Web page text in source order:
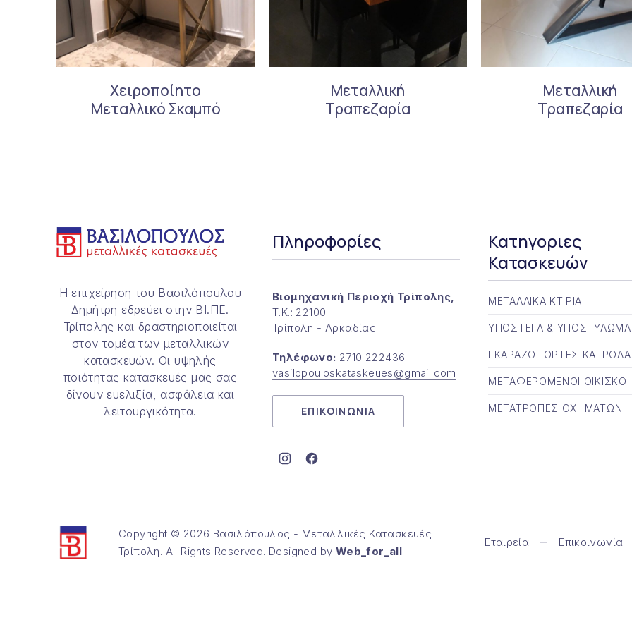
Χειροποίητο
Μεταλλικό Σκαμπό
Μεταλλική
Τραπεζαρία
Μεταλλική
Τραπεζαρία
Η επιχείρηση του Βασιλόπουλου
Δημήτρη εδρεύει στην ΒΙ.ΠΕ.
Τρίπολης και δραστηριοποιείται
στον τομέα των μεταλλικών
κατασκευών. Οι υψηλής
ποιότητας κατασκευές μας σας
δίνουν ευελιξία, ασφάλεια και
λειτουργικότητα.
Πληροφορίες
Βιομηχανική Περιοχή Τρίπολης,
Τ.Κ.: 22100
Τρίπολη - Αρκαδίας
Τηλέφωνο: 2710 222436
vasilopouloskataskeues@gmail.com
ΕΠΙΚΟΙΝΩΝΙΑ
Νέο παράθυρο
Νέο παράθυρο
Κατηγοριες
Κατασκευών
ΜΕΤΑΛΛΙΚΑ ΚΤΙΡΙΑ
ΥΠΟΣΤΕΓΑ &
ΓΚΑΡΑΖΟΠΟΡΤΕΣ ΚΑΙ ΡΟΛΑ
ΜΕΤΑΦΕΡΟΜΕΝΟΙ ΟΙΚΙΣΚΟΙ
ΜΕΤΑΤΡΟΠΕΣ ΟΧΗΜΑΤΩΝ
Copyright © 2026 Βασιλόπουλος - Μεταλλικές Κατασκευές |
Τρίπολη. All Rights Reserved. Designed by Web_for_all
Η Εταιρεία Επικοινωνία